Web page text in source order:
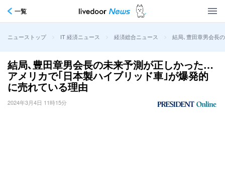
一覧
ニューストップ > IT 経済ニュース > 経済総合ニュース > 結局､豊田章男会長
結局､豊田章男会長の未来予測が正しかった…
アメリカで｢日本製ハイブリッド車｣が爆発的
に売れている理由
2024年3月4日 11時15分